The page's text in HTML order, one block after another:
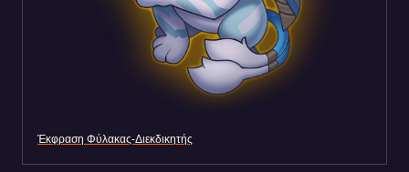
Έκφραση Φύλακας-Διεκδικητής